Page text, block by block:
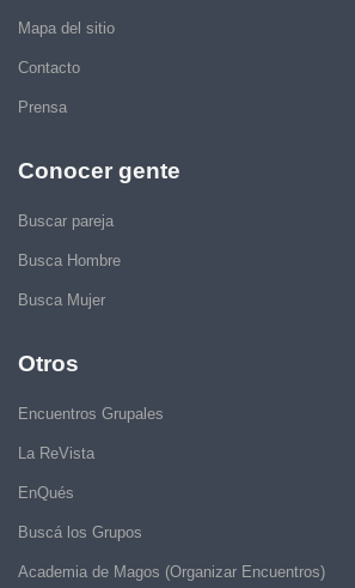
Mapa del sitio
Contacto
Prensa
Conocer gente
Buscar pareja
Busca Hombre
Busca Mujer
Otros
Encuentros Grupales
La ReVista
EnQués
Buscá los Grupos
Academia de Magos (Organizar Encuentros)